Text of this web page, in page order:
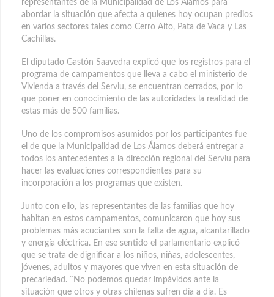
representantes de la Municipalidad de Los Álamos para
abordar la situación que afecta a quienes hoy ocupan predios
en varios sectores tales como Cerro Alto, Pata de Vaca y Las
Cachillas.
El diputado Gastón Saavedra explicó que los registros para el
programa de campamentos que lleva a cabo el ministerio de
Vivienda a través del Serviu, se encuentran cerrados, por lo
que poner en conocimiento de las autoridades la realidad de
estas más de 500 familias.
Uno de los compromisos asumidos por los participantes fue
el de que la Municipalidad de Los Álamos deberá entregar a
todos los antecedentes a la dirección regional del Serviu para
hacer las evaluaciones correspondientes para su
incorporación a los programas que existen.
Junto con ello, las representantes de las familias que hoy
habitan en estos campamentos, comunicaron que hoy sus
problemas más acuciantes son la falta de agua, alcantarillado
y energía eléctrica. En ese sentido el parlamentario explicó
que se trata de dignificar a los niños, niñas, adolescentes,
jóvenes, adultos y mayores que viven en esta situación de
precariedad. ¨No podemos quedar impávidos ante la
situación que otros y otras chilenas sufren día a día. Es